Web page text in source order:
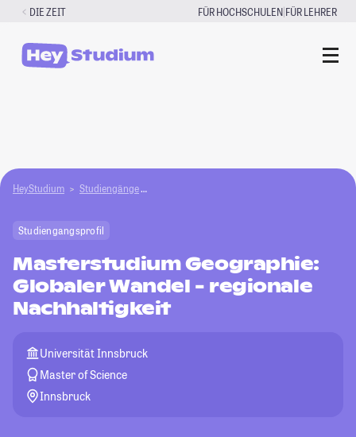
Zum
springen
DIE ZEIT FÜR HOCHSCHULEN|FÜR LEHRER
HeyStudium Studiengänge Masterstudium Geographie: Globaler Wandel
Studiengangsprofil
Masterstudium Geographie:
Globaler Wandel - regionale
Nachhaltigkeit
Universität Innsbruck
Master of Science
Innsbruck